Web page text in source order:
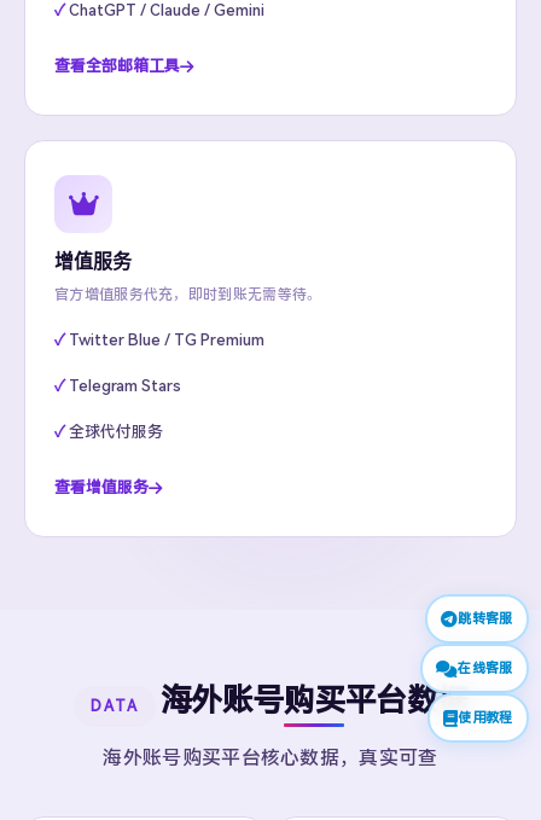
ChatGPT / Claude / Gemini
查看全部邮箱工具
增值服务
官方增值服务代充，即时到账无需等待。
Twitter Blue / TG Premium
Telegram Stars
全球代付服务
查看增值服务
DATA 海外账号购买平台数据
海外账号购买平台核心数据，真实可查
跳转客服
在线客服
使用教程